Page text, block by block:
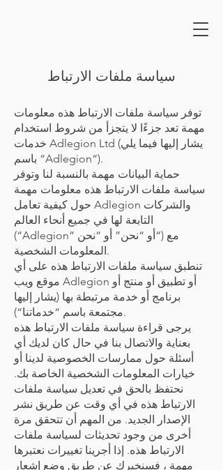
سياسة ملفات الارتباط
توفر سياسة ملفات الارتباط هذه معلومات
مهمة تعد جزءًا لا يتجزأ من شروط استخدام
خدمات Adlegion Ltd (يشار إليها فيما يلي
باسم “Adlegion“).
حماية البيانات مهمة بالنسبة لنا وتوفر
سياسة ملفات الارتباط هذه معلومات مهمة
حول كيفية تعامل Adlegion والشركات
التابعة لها في جميع أنحاء العالم
(“Adlegion” أو “نحن” أو “نحن“) مع
المعلومات الشخصية.
تنطبق سياسة ملفات الارتباط هذه على أي
موقع ويب Adlegion أو تطبيق أو منتج أو
برنامج أو خدمة مرتبطة بها (يشار إليها
مجتمعة باسم “خدماتنا“).
يرجى قراءة سياسة ملفات الارتباط هذه
بعناية والاتصال بنا في حال كان لديك أي
أسئلة حول ممارسات الخصوصية لدينا أو
خيارات المعلومات الشخصية الخاصة بك.
نحتفظ بالحق في تعديل سياسة ملفات
الارتباط هذه في أي وقت عن طريق نشر
الإصدار الجديد. من المهم أن تتحقق مرة
أخرى من وجود تحديثات لسياسة ملفات
الارتباط هذه. إذا أجرينا تغييرات نعتبرها
مهمة ، فسنخبرك عن طريق وضع إشعار